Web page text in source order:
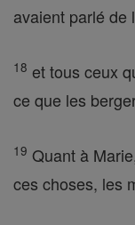
avaient parlé de
18 et tous ceux
ce que les
19 Quant à
ces choses, les